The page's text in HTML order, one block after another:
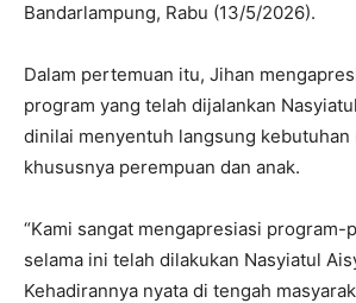
Bandarlampung, Rabu (13/5/2026).
Dalam pertemuan itu, Jihan
program yang telah dijalankan
dinilai menyentuh langsung kebutuhan
khususnya perempuan dan anak.
“Kami sangat mengapresiasi program-
selama ini telah dilakukan Nasyiatul
Kehadirannya nyata di tengah